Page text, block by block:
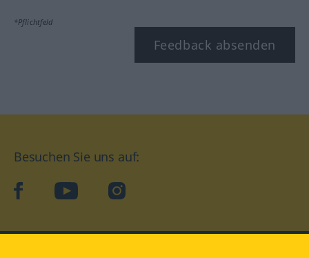
*Pflichtfeld
Feedback absenden
Besuchen Sie uns auf:
facebookYouTube Instagram